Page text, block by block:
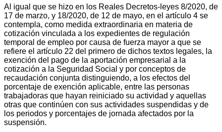
Al igual que se hizo en los Reales Decretos-leyes 8/2020, de
17 de marzo, y 18/2020, de 12 de mayo, en el artículo 4 se
contempla, como medida extraordinaria en materia de
cotización vinculada a los expedientes de regulación
temporal de empleo por causa de fuerza mayor a que se
refiere el artículo 22 del primero de dichos textos legales, la
exención del pago de la aportación empresarial a la
cotización a la Seguridad Social y por conceptos de
recaudación conjunta distinguiendo, a los efectos del
porcentaje de exención aplicable, entre las personas
trabajadoras que hayan reiniciado su actividad y aquellas
otras que continúen con sus actividades suspendidas y de
los periodos y porcentajes de jornada afectados por la
suspensión.